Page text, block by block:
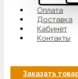
Оплата
Доставка
Кабинет
Контакты
Заказать